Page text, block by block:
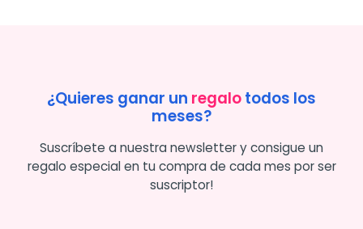
¿Quieres ganar un regalotodos los
meses?
Suscríbete a nuestra newsletter y consigue un
regalo especial en tu compra de cada mes por ser
suscriptor!